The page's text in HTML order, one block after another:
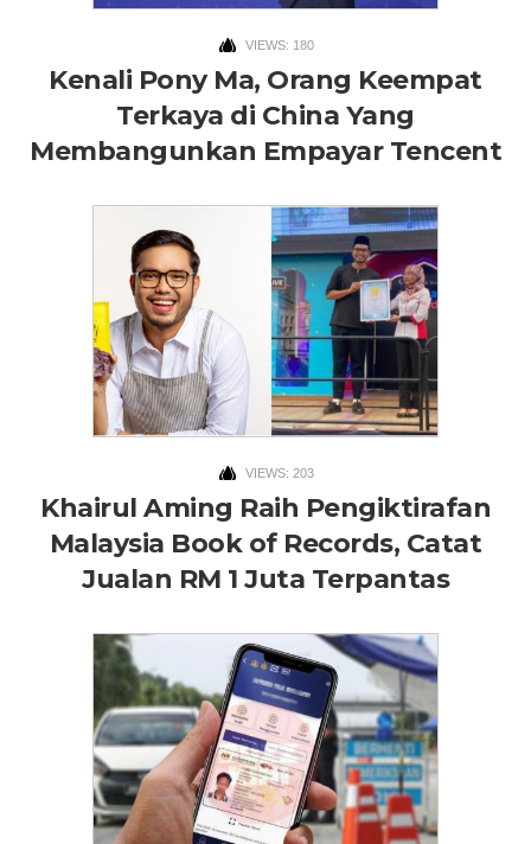
VIEWS: 180
Kenali Pony Ma, Orang Keempat
Terkaya di China Yang
Membangunkan Empayar Tencent
VIEWS: 203
Khairul Aming Raih Pengiktirafan
Malaysia Book of Records, Catat
Jualan RM 1 Juta Terpantas